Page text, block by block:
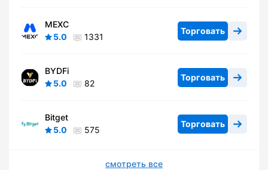
MEXC
5.0
1331
Торговать
BYDFi
5.0
82
Торговать
Bitget
5.0
575
Торговать
смотреть все